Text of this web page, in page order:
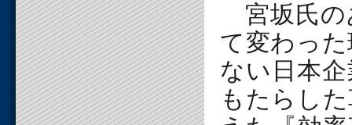
宮坂氏の
て変わっ
ない日本
もたらし